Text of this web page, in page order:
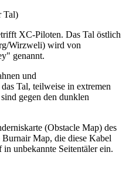
Tal)
XC-Piloten. Das Tal östlich
Wirzweli) wird von
genannt.
und
Tal, teilweise in extremen
gegen den dunklen
(Obstacle Map) des
Map, die diese Kabel
unbekannte Seitentäler ein.